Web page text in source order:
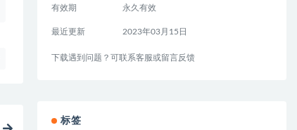
有效期 永久有效
最近更新 2023年03月15日
下载遇到问题？可联系客服或留言反馈
标签